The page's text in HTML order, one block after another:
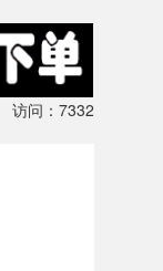
访问：7332